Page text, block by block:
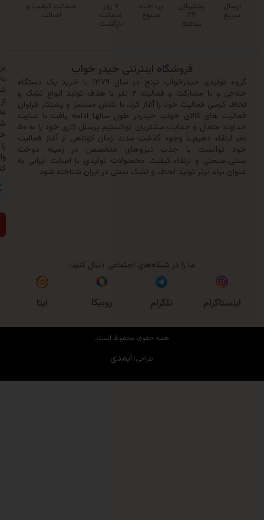
پشتیبانی
۲۴
پرداخت
متنوع
۷ روز
ضمانت
ضمانت کیفیت و
اصالت
فروشگاه اینترنتی حیدر خواب
گروه تولیدی حیدرخواب ترنج در سال ۱۳۷۹ با خرید یک دستگاه
حلاجی و با مشارکت و فعالیت ۲ نفر با هدف تولید انواع تشک و
فعالیت خود را آغاز کرد، با تلاش مستمر و پشتکار فراوان
های کالای خواب حیدردر طول سالها ادامه یافت با عنایت
خداوند متعال و حمایت مشتریان توانستیم پرسنل کاری خود را به ۵۰
دهیم.با وجود گذشت مدت زمان کوتاهی از آغاز فعالیت
با جذب نیروهای متخصص در زمینه دوخت
و ارتقاء کیفیت محصولات تولیدی با اصالت ایرانی به
برتر تولید لحاف و تشک سنتی در ایران شناخته شود.
باخبر
شدن
از
تخفیف‌ها
شماره
خود
وارد
کنید:
ما را در شبکه‌های اجتماعی دنبال کنید:
تلگرام روبیکا
همه حقوق محفوظ است.
ایمدی